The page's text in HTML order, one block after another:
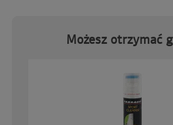
656 - Brilliant Gold / Brylantowe
Możesz otrzymać